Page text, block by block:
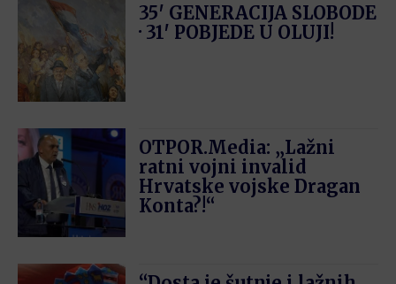
35′ GENERACIJA SLOBODE
· 31′ POBJEDE U OLUJI!
OTPOR.Media: „Lažni
ratni vojni invalid
Hrvatske vojske Dragan
Konta?!“